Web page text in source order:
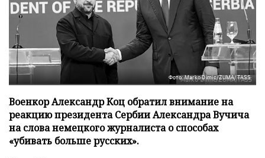
Фото: Marko Dimic/ZUMA/TASS
Военкор Александр Коц обратил внимание на
реакцию президента Сербии Александра Вучича
на слова немецкого журналиста о способах
«убивать больше русских».